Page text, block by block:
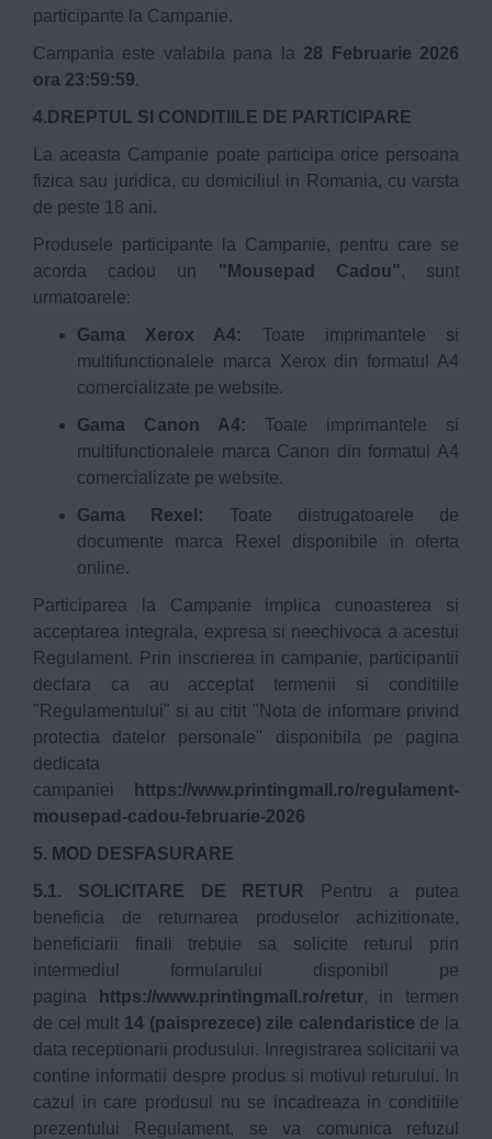
participante la Campanie.
Campania este valabila pana la 28 Februarie 2026
ora 23:59:59.
4.DREPTUL SI CONDITIILE DE PARTICIPARE
La aceasta Campanie poate participa orice persoana
fizica sau juridica, cu domiciliul in Romania, cu varsta
de peste 18 ani.
Produsele participante la Campanie, pentru care se
acorda cadou un "Mousepad Cadou" , sunt
urmatoarele:
Gama Xerox A4: Toate imprimantele si
multifunctionalele marca Xerox din formatul A4
comercializate pe website.
Gama Canon A4: Toate imprimantele si
multifunctionalele marca Canon din formatul A4
comercializate pe website.
Gama Rexel: Toate distrugatoarele de
documente marca Rexel disponibile in oferta
online.
Participarea la Campanie implica cunoasterea si
acceptarea integrala, expresa si neechivoca a acestui
Regulament. Prin inscrierea in campanie, participantii
declara ca au acceptat termenii si conditiile
"Regulamentului" si au citit "Nota de informare privind
protectia datelor personale" disponibila pe pagina
dedicata
campaniei
https://www.printingmall.ro/regulament-
mousepad-cadou-februarie-2026
5. MOD DESFASURARE
5.1. SOLICITARE DE RETUR Pentru a putea
beneficia de returnarea produselor achizitionate,
beneficiarii finali trebuie sa solicite returul prin
intermediul formularului disponibil pe
pagina
https://www.printingmall.ro/retur, in termen
de cel mult 14 (paisprezece) zile calendaristice de la
data receptionarii produsului. Inregistrarea solicitarii va
contine informatii despre produs si motivul returului. In
cazul in care produsul nu se incadreaza in conditiile
prezentului Regulament, se va comunica refuzul